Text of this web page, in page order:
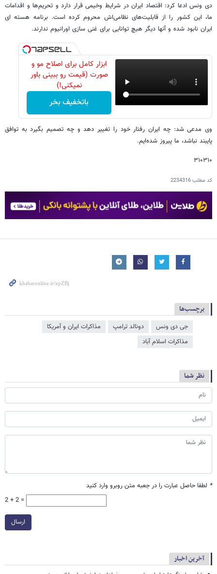
دی ونس ادعا کرد: اقتصاد ایران در شرایط وخیمی قرار دارد و تحریم‌ها و اقدامات
ما، این کشور را از قابلیت‌های نظامی‌اش محروم کرده است. برنامه هسته ای
ایران نابود شده و آنها دیگر هیچ توانایی برای غنی سازی اورانیوم ندارند.
ابزار کامل برای اصلاح مو و
صورت (قیمت رو ببینی باور
نمیکنی!)
باتخفیف بخر
وی مدعی شد: چه ایران رفتار خود را تغییر دهد و چه تصمیم بگیرد به توافق
پایبند نباشد، ما پیروز شده‌ایم.
۳۱۰۳۱۰
کد مطلب2234316
برچسب‌ها
جی دی ونس دونالد ترامپ
مذاکرات ایران و آمریکا
مذاکرات اسلام آباد
نظر شما
* لطفا حاصل عبارت را در جعبه متن روبرو وارد کنید
2 + 2 =
ارسال
آخرین اخبار